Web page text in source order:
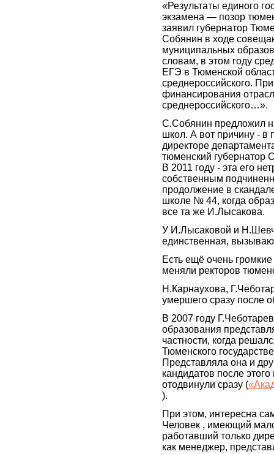
«Результаты единого
экзамена — позор
заявил губернатор
Собянин в ходе
муниципальных
словам, в этом году
ЕГЭ в Тюменской
среднероссийского.
финансирования
среднероссийского…».
С.Собянин предложил
школ. А вот причину - в
директоре
тюменский губернатор
В 2011 году - эта его
собственным
продолжение в
школе № 44, когда
все та же И.Лысакова.
У И.Лысаковой и
единственная,
Есть ещё очень
меняли ректоров
Н.Карнаухова,
умершего сразу после
В 2007 году
образования
частности, когда
Тюменского
Представляла она и
кандидатов после
отодвинули сразу (
).
При этом, интересна
Человек , имеющий
работавший только
как менеджер,